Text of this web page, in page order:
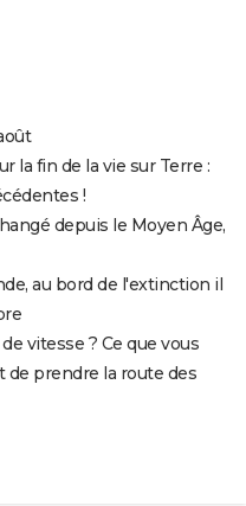
la fin de la vie sur Terre :
!
depuis le Moyen Âge,
au bord de l'extinction il
vitesse ? Ce que vous
de prendre la route des